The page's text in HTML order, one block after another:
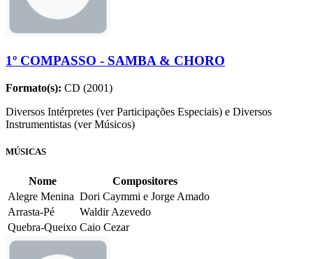
1º COMPASSO - SAMBA & CHORO
Formato(s): CD (2001)
Diversos Intérpretes (ver Participações Especiais) e Diversos
Instrumentistas (ver Músicos)
MÚSICAS
Nome
Compositores
Alegre Menina Dori Caymmi e Jorge Amado
Arrasta-Pé
Waldir Azevedo
Quebra-Queixo Caio Cezar